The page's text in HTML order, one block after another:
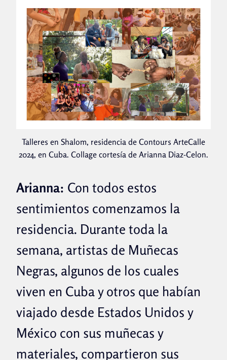
Talleres en Shalom, residencia de Contours ArteCalle
2024, en Cuba. Collage cortesía de Arianna Diaz-Celon.
Arianna: Con todos estos
sentimientos comenzamos la
residencia. Durante toda la
semana, artistas de Muñecas
Negras, algunos de los cuales
viven en Cuba y otros que habían
viajado desde Estados Unidos y
México con sus muñecas y
materiales, compartieron sus